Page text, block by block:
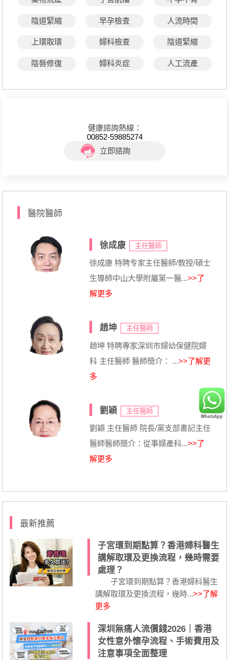
陰道緊縮 早孕檢查 人流時間
上環取環 婦科檢查 陰道緊縮
陰唇修復 婦科炎症 人工流產
健康諮詢熱線：
00852-59885274
立即諮詢
醫院醫師
徐成康 主任醫師
徐成康 特聘专家主任醫師/教授/碩士
生導師中山大學附屬第一醫...>>了
解更多
趙坤 主任醫師
趙坤 特聘專家深圳市婦幼保健院婦
科 主任醫師 醫師簡介： ...>>了解更
多
劉穎 主任醫師
劉穎 主任醫師 院長/黨支部書記主任
醫師醫師簡介：從事婦產科...>>了
解更多
最新推薦
子宮環到期點算？香港婦科醫生
講解取環及更換流程，幾時需要
處理？
子宮環到期點算？香港婦科醫生
講解取環及更換流程，幾時...>>了解
更多
深圳無痛人流價錢2026｜香港
女性意外懷孕流程、手術費用及
注意事項全面整理